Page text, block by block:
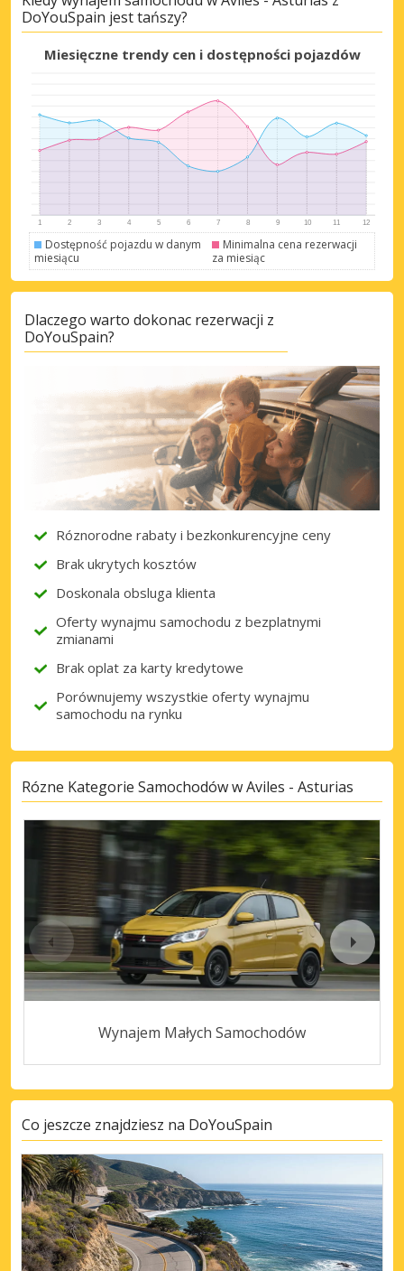
DoYouSpain jest tańszy?
Miesięczne trendy cen i dostępności pojazdów
Dostępność pojazdu w danym
miesiącu
Minimalna cena rezerwacji
za miesiąc
Dlaczego warto dokonac rezerwacji z
DoYouSpain?
Róznorodne rabaty i bezkonkurencyjne ceny
Brak ukrytych kosztów
Doskonala obsluga klienta
Oferty wynajmu samochodu z bezplatnymi
zmianami
Brak oplat za karty kredytowe
Porównujemy wszystkie oferty wynajmu
samochodu na rynku
Rózne Kategorie Samochodów w Aviles - Asturias
Wynajem Małych Samochodów
Co jeszcze znajdziesz na DoYouSpain